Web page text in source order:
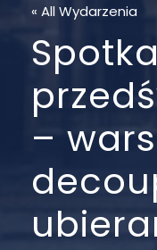
« All Wydarzenia
–